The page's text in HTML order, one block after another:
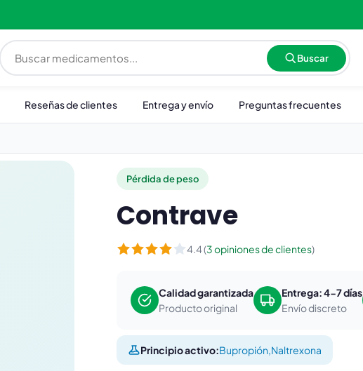
Buscar
Reseñas de clientes Entrega y envío Preguntas frecuentes
Pérdida de peso
Contrave
4.4 (3 opiniones de clientes)
Calidad garantizada
Producto original
Entrega: 4-7 días
Envío discreto
Principio activo:Bupropión,Naltrexona